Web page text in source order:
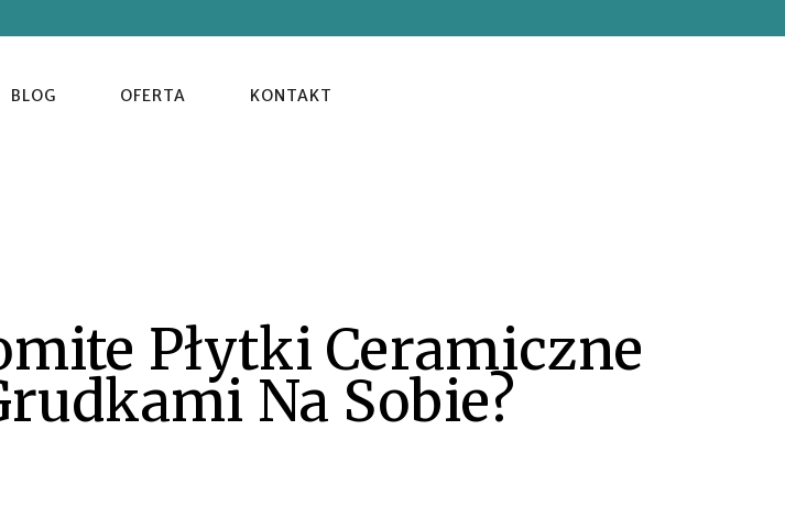
BLOG OFERTA KONTAKT
Płytki Ceramiczne
Na Sobie?